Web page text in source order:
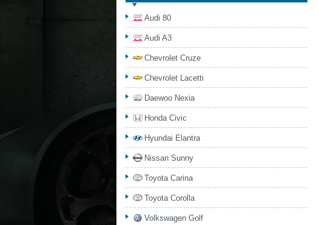
Audi 80
Audi A3
Chevrolet Cruze
Chevrolet Lacetti
Daewoo Nexia
Honda Civic
Hyundai Elantra
Nissan Sunny
Toyota Carina
Toyota Corolla
Volkswagen Golf